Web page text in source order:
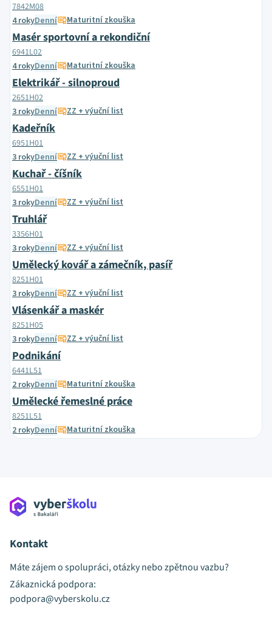
7842M08
4 rokyDenní Maturitní zkouška
Masér sportovní a rekondiční
6941L02
4 rokyDenní Maturitní zkouška
Elektrikář - silnoproud
2651H02
3 rokyDenní ZZ + výuční list
Kadeřník
6951H01
3 rokyDenní ZZ + výuční list
Kuchař - číšník
6551H01
3 rokyDenní ZZ + výuční list
Truhlář
3356H01
3 rokyDenní ZZ + výuční list
Umělecký kovář a zámečník, pasíř
8251H01
3 rokyDenní ZZ + výuční list
Vlásenkář a maskér
8251H05
3 rokyDenní ZZ + výuční list
Podnikání
6441L51
2 rokyDenní Maturitní zkouška
Umělecké řemeslné práce
8251L51
2 rokyDenní Maturitní zkouška
Kontakt
Máte zájem o spolupráci, otázky nebo zpětnou vazbu?
Zákaznická podpora:
podpora@vyberskolu.cz